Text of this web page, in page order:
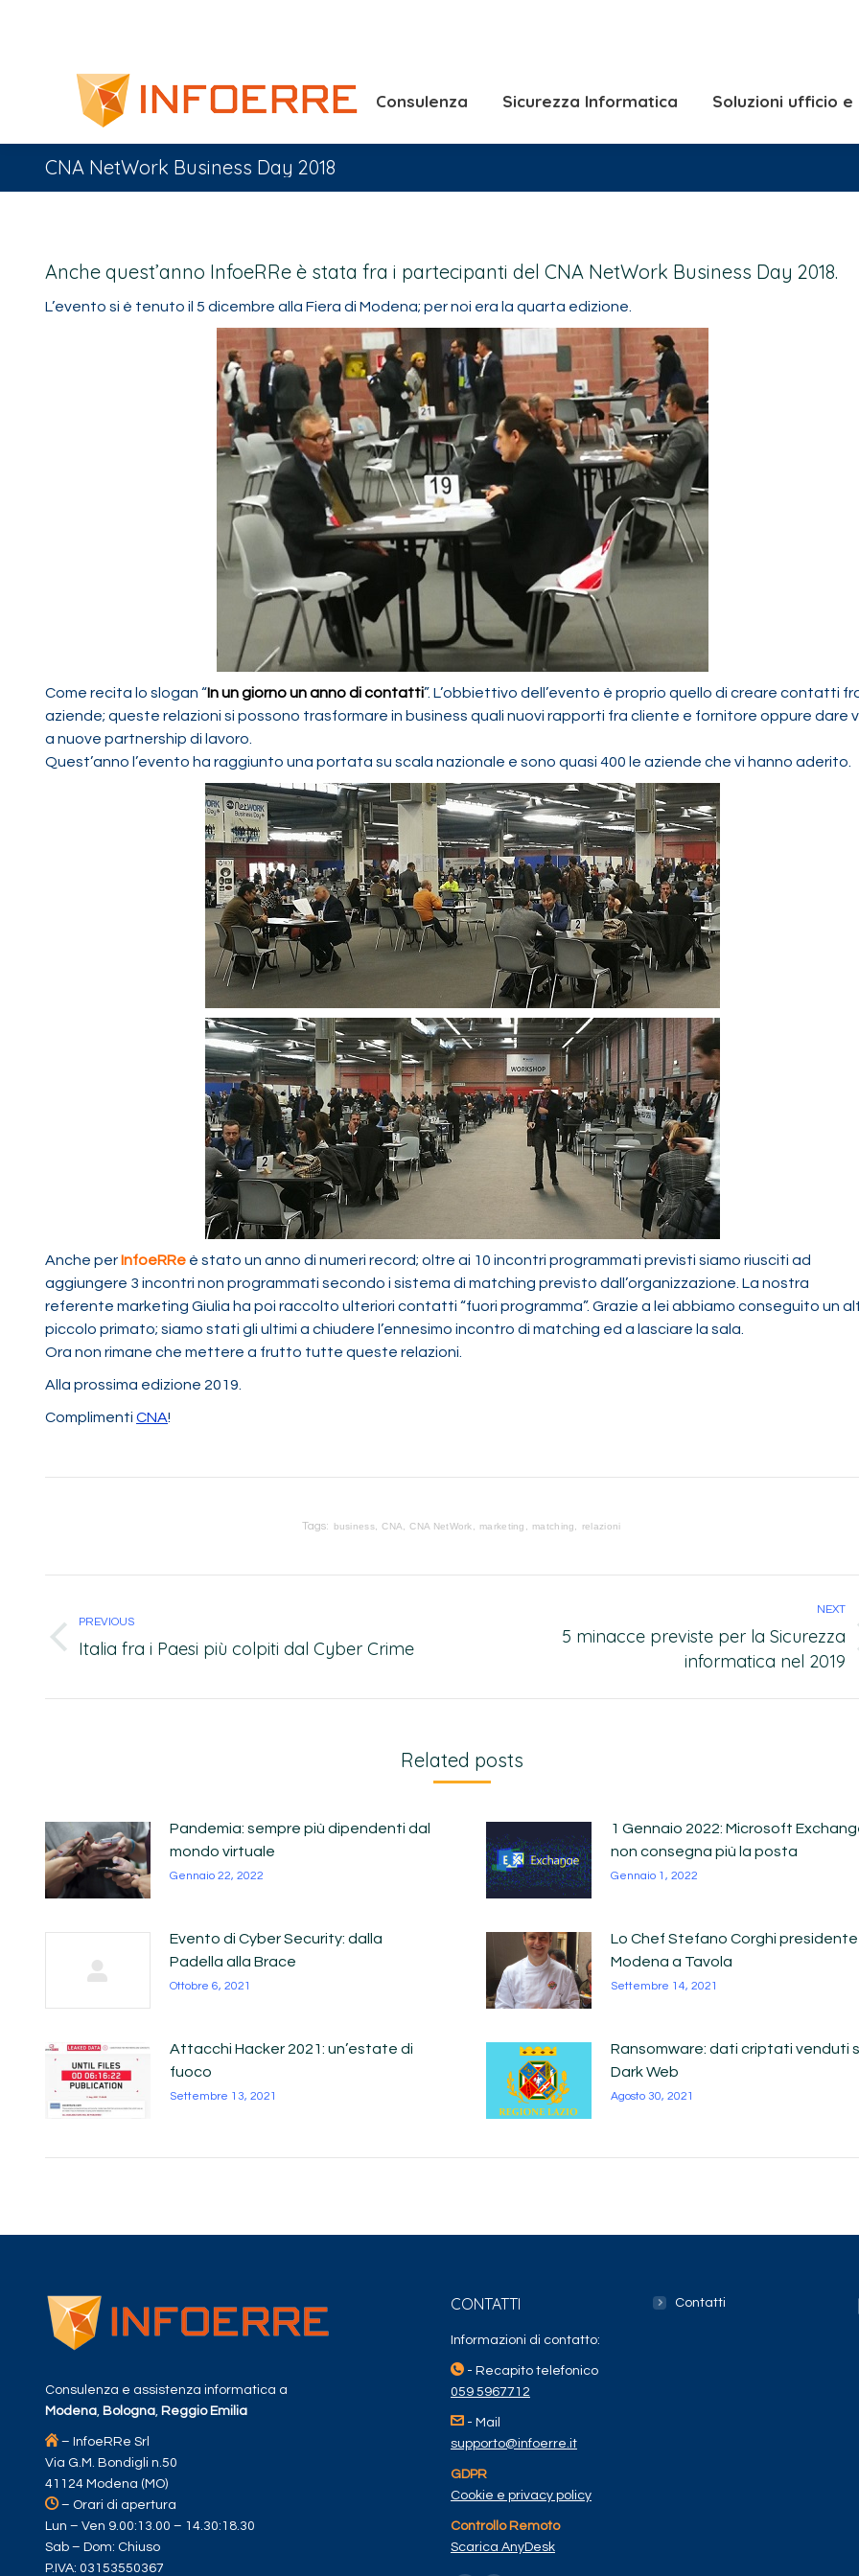
Consulenza Sicurezza Informatica Soluzioni ufficio
CNA NetWork Business Day 2018
Anche quest’anno InfoeRRe è stata fra i partecipanti del CNA NetWork Business Day 2018.
L’evento si è tenuto il 5 dicembre alla Fiera di Modena; per noi era la quarta edizione.
Come recita lo slogan “In un giorno un anno di contatti”. L’obbiettivo dell’evento è proprio quello di creare contatti
aziende; queste relazioni si possono trasformare in business quali nuovi rapporti fra cliente e fornitore oppure dare
a nuove partnership di lavoro.
Quest’anno l’evento ha raggiunto una portata su scala nazionale e sono quasi 400 le aziende che vi hanno aderito.
Anche per InfoeRRe è stato un anno di numeri record; oltre ai 10 incontri programmati previsti siamo riusciti ad
aggiungere 3 incontri non programmati secondo i sistema di matching previsto dall’organizzazione. La nostra
referente marketing Giulia ha poi raccolto ulteriori contatti “fuori programma”. Grazie a lei abbiamo conseguito un
piccolo primato; siamo stati gli ultimi a chiudere l’ennesimo incontro di matching ed a lasciare la sala.
Ora non rimane che mettere a frutto tutte queste relazioni.
Alla prossima edizione 2019.
Complimenti CNA!
Tags: business CNA CNA NetWork marketing matching relazioni
PREVIOUS
Italia fra i Paesi più colpiti dal Cyber Crime
NEXT
5 minacce previste per la Sicurezza
informatica nel 2019
Related posts
Pandemia: sempre più dipendenti dal
mondo virtuale
Gennaio 22, 2022
1 Gennaio 2022: Microsoft
non consegna più la posta
Gennaio 1, 2022
Evento di Cyber Security: dalla
Padella alla Brace
Ottobre 6, 2021
Lo Chef Stefano Corghi
Modena a Tavola
Settembre 14, 2021
Attacchi Hacker 2021: un’estate di
fuoco
Settembre 13, 2021
Ransomware: dati criptati venduti
Dark Web
Agosto 30, 2021
Consulenza e assistenza informatica a
Modena, Bologna, Reggio Emilia
– InfoeRRe Srl
Via G.M. Bondigli n.50
41124 Modena (MO)
– Orari di apertura
Lun – Ven 9.00:13.00 – 14.30:18.30
Sab – Dom: Chiuso
P.IVA: 03153550367
CONTATTI
Informazioni di contatto:
- Recapito telefonico
059 5967712
- Mail
supporto@infoerre.it
GDPR
Cookie e privacy policy
Controllo Remoto
Scarica AnyDesk
Contatti
Soluzioni Server e